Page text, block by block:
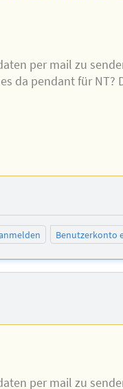
per mail zu
da pendant für NT?
Benutzerkonto
per mail zu